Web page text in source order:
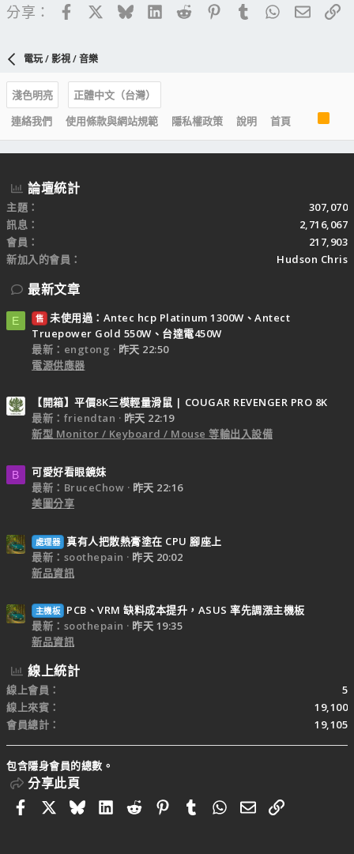
分享： FacebookBlueskyLinkedIn
Reddit PinterestTumblrWhatsApp
電子
電玩 / 影視 / 音樂
淺色明亮
正體中文（台灣）
連絡我們
使用條款與網站規範 隱私權政策 說明 首頁
S
論壇統計
主題
307,070
訊息
2,716,067
會員
217,903
新加入的會員
Hudson Chris
最新文章
E 售 未使用過：Antec hcp Platinum 1300W、Antect
Truepower Gold 550W、台達電450W
最新：engtong
昨天 22:50
電源供應器
【開箱】平價8K三模輕量滑鼠 | COUGAR REVENGER PRO 8K
最新：friendtan
昨天 22:19
新型 Monitor / Keyboard / Mouse 等輸出入設備
B
可愛好看眼鏡妹
最新：BruceChow
昨天 22:16
美圖分享
處理器 真有人把散熱膏塗在 CPU 腳座上
最新：soothepain
昨天 20:02
新品資訊
主機板
PCB、VRM 缺料成本提升，ASUS 率先調漲主機板
最新：soothepain
昨天 19:35
新品資訊
線上統計
線上會員
5
線上來賓
19,100
會員總計
19,105
包含隱身會員的總數。
分享此頁
FacebookBlueskyLinkedIn
RedditPinterestTumblrWhatsApp
電子郵件
連結